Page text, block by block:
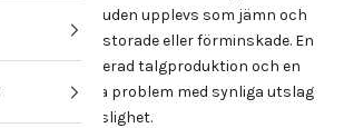
spänstig. Huden upplevs som jämn och
är varken förstorade eller förminskade. En
en balanserad talgproduktion och en
och har inga problem med synliga utslag
eller känslighet.